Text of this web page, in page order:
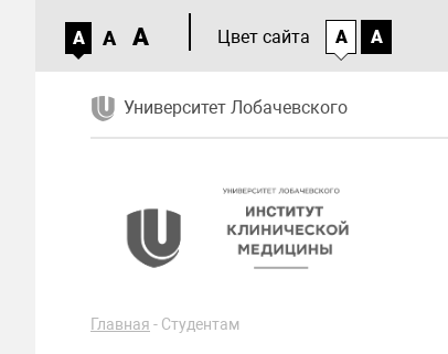
A A A Цвет сайта A A
Университет Лобачевского
Главная - Студентам